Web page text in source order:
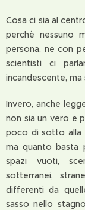
Cosa ci sia al
perchè nessuno
persona, ne con
scientisti ci
incandescente,
Invero, anche
non sia un vero e
poco di sotto alla
ma quanto basta
spazi vuoti,
sotterranei,
differenti da
sasso nello